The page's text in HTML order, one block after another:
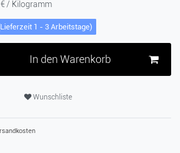
/ Kilogramm
1 - 3 Arbeitstage)
In den Warenkorb
Wunschliste